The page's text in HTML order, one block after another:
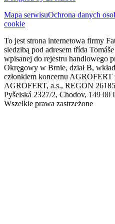
Mapa serwisuOchrona danych
cookie
To jest strona internetowa firmy
siedzibą pod adresem třída
wpisanej do rejestru handlowego
Okręgowy w Brnie, dział B,
członkiem koncernu AGROFERT
AGROFERT, a.s., REGON
Pyšelská 2327/2, Chodov, 149 00
Wszelkie prawa zastrzeżone